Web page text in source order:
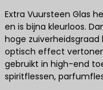
Extra Vuursteen Glas
en is bijna kleurloos.
hoge
optisch effect
gebruikt in high-end
spiritflessen,